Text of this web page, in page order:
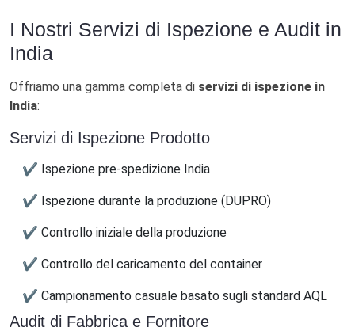
I Nostri Servizi di Ispezione e Audit in
India
Offriamo una gamma completa di servizi di ispezione in
India:
Servizi di Ispezione Prodotto
✔ Ispezione pre-spedizione India
✔ Ispezione durante la produzione (DUPRO)
✔ Controllo iniziale della produzione
✔ Controllo del caricamento del container
✔ Campionamento casuale basato sugli standard AQL
Audit di Fabbrica e Fornitore